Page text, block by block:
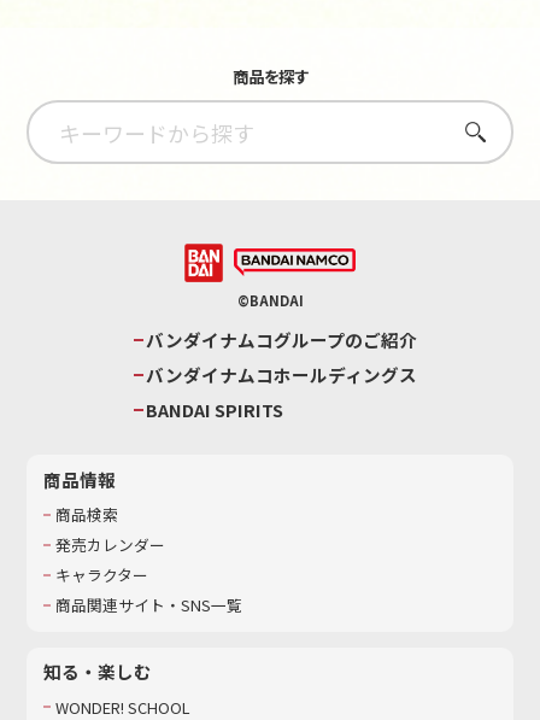
商品を探す
さがす
©BANDAI
バンダイナムコグループのご紹介
バンダイナムコホールディングス
BANDAI SPIRITS
商品情報
商品検索
発売カレンダー
キャラクター
商品関連サイト・SNS一覧
知る・楽しむ
WONDER! SCHOOL